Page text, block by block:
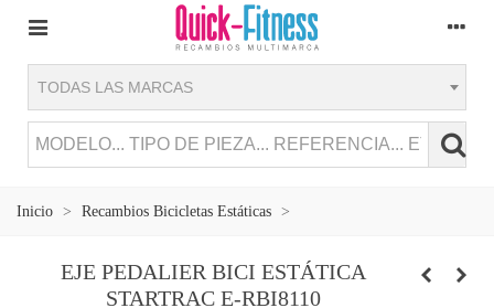
TODAS LAS MARCAS
Inicio > Recambios Bicicletas Estáticas >
EJE PEDALIER BICI ESTÁTICA
STARTRAC E-RBI8110